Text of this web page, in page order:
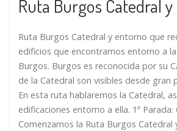
Ruta Burgos Catedral
Ruta Burgos Catedral y entorno que
edificios que encontramos entorno a
Burgos. Burgos es reconocida por su
de la Catedral son visibles desde gran
En esta ruta hablaremos la Catedral,
edificaciones entorno a ella. 1ª Parada:
Comenzamos la Ruta Burgos Catedral